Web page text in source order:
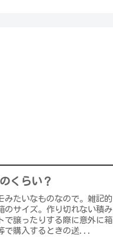
くらい？
みたいなものなので。雑記的
のサイズ。作り切れない積み
で譲ったりする際に意外に箱
で購入するときの送...